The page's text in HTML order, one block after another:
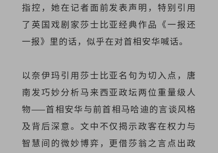
指控，她在记者面前发表声明，特别引用
了英国戏剧家莎士比亚经典作品《一报还
一报》里的话，似乎在对首相安华喊话。
以奈伊玛引用莎士比亚名句为切入点，唐
南发巧妙分析马来西亚政坛两位重量级人
物——首相安华与前首相马哈迪的言谈风格
及背后深意。文中不仅揭示政客在权力与
智慧间的微妙博弈，更借莎翁之言点出政